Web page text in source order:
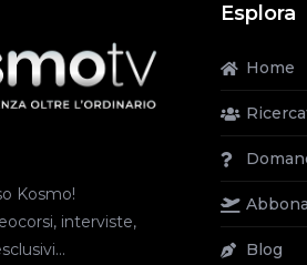
Kosmo!
interviste,
Esplora
Home
Blog